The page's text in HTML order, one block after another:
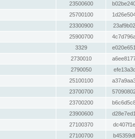
23500600
25700100
23300900
25900700
3329
2730010
2790050
25100100
23700700
23700200
23900600
27100370
27100700